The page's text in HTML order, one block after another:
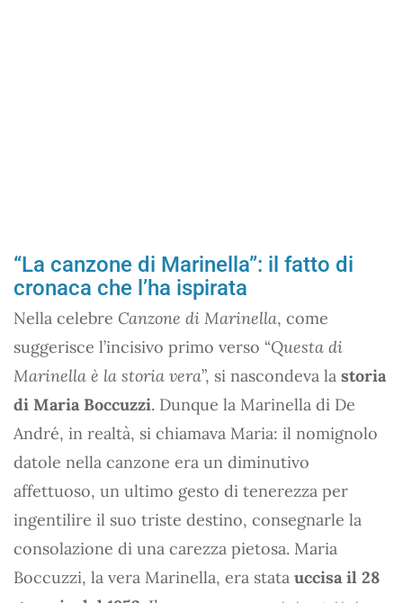
“La canzone di Marinella”: il fatto di
cronaca che l’ha ispirata
Nella celebre Canzone di Marinella, come
suggerisce l’incisivo primo verso “Questa di
Marinella è la storia vera”, si nascondeva la storia
di Maria Boccuzzi. Dunque la Marinella di De
André, in realtà, si chiamava Maria: il nomignolo
datole nella canzone era un diminutivo
affettuoso, un ultimo gesto di tenerezza per
ingentilire il suo triste destino, consegnarle la
consolazione di una carezza pietosa. Maria
Boccuzzi, la vera Marinella, era stata uccisa il 28